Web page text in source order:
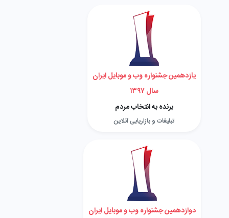
یازدهمین جشنواره وب و موبایل ایران
سال ۱۳۹۷
برنده به انتخاب مردم
تبلیغات و بازاریابی آنلاین
دوازدهمین جشنواره وب و موبایل ایران